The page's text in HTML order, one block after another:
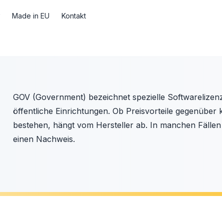
Made in EU Kontakt
GOV (Government) bezeichnet spezielle
öffentliche Einrichtungen. Ob Preisvorteile gegenüber
bestehen, hängt vom Hersteller ab. In manchen
einen Nachweis.